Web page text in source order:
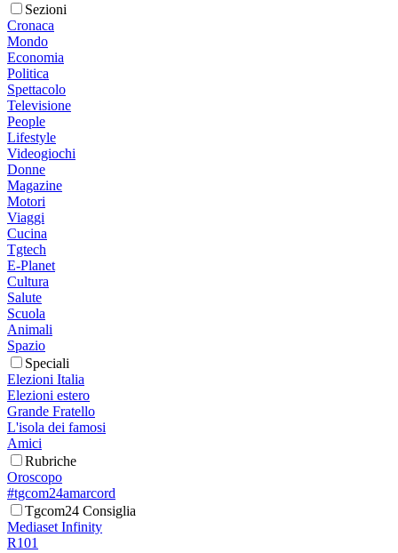
Sezioni
Cronaca
Mondo
Economia
Politica
Spettacolo
Televisione
People
Lifestyle
Videogiochi
Donne
Magazine
Motori
Viaggi
Cucina
Tgtech
E-Planet
Cultura
Salute
Scuola
Animali
Spazio
Speciali
Elezioni Italia
Elezioni estero
Grande Fratello
L'isola dei famosi
Amici
Rubriche
Oroscopo
#tgcom24amarcord
Tgcom24 Consiglia
Mediaset Infinity
R101